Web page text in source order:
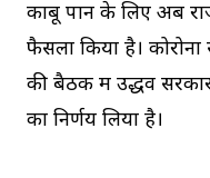
काबू पान के लिए अब
फैसला किया है।
की बैठक में उद्धव
का निर्णय लिया है।